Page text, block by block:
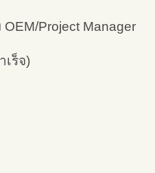
Project Manager
เร็จ)